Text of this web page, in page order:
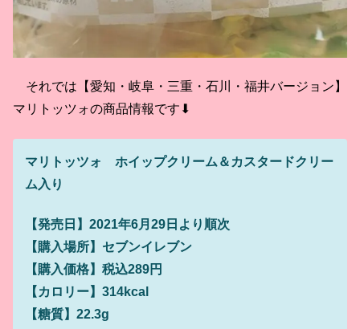
それでは【愛知・岐阜・三重・石川・福井バージョン】
マリトッツォの商品情報です⬇
マリトッツォ ホイップクリーム＆カスタードクリー
ム入り
【発売日】2021年6月29日より順次
【購入場所】セブンイレブン
【購入価格】税込289円
【カロリー】314kcal
【糖質】22.3g